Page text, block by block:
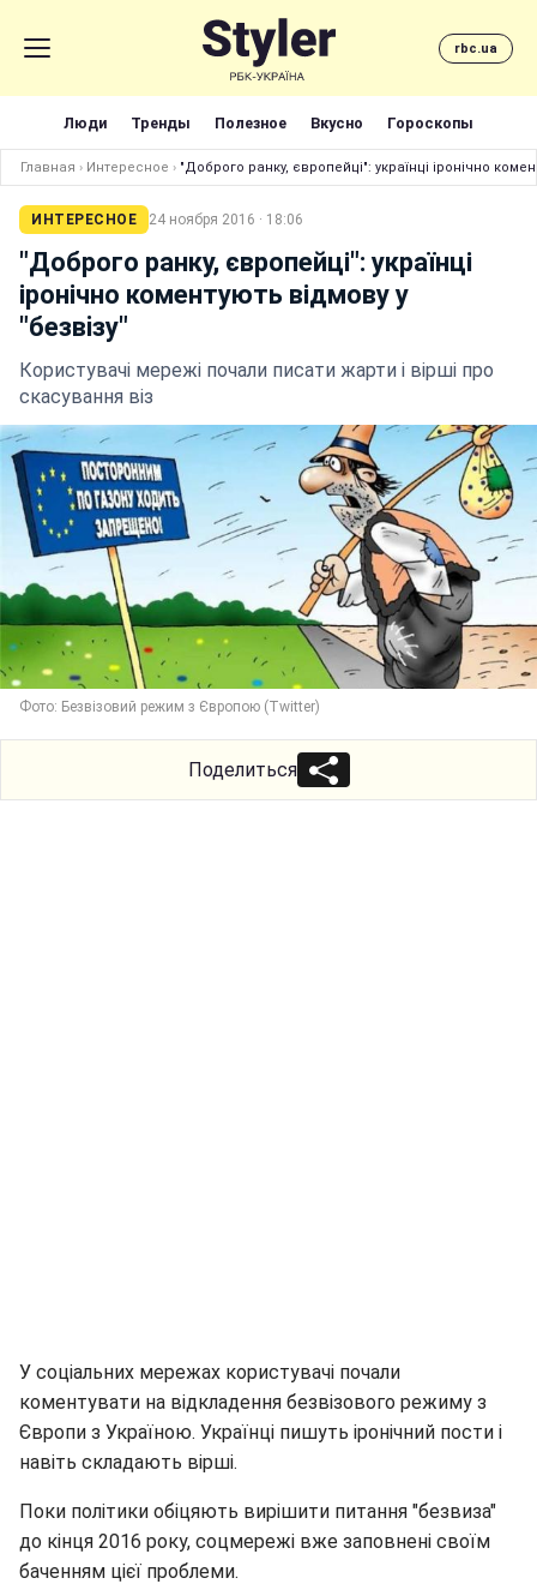
rbc.ua
Люди Тренды Полезное Вкусно Гороскопы
Главная › Интересное › "Доброго ранку, європейці": українці іронічно
ИНТЕРЕСНОЕ 24 ноября 2016 · 18:06
"Доброго ранку, європейці": українці
іронічно коментують відмову у
"безвiзу"
Користувачі мережі почали писати жарти і вірші про
скасування віз
Фото: Безвізовий режим з Європою (Twitter)
Поделиться
У соціальних мережах користувачі почали
коментувати на відкладення безвізового режиму з
Європи з Україною. Українці пишуть іронічний пости і
навіть складають вірші.
Поки політики обіцяють вирішити питання "безвиза"
до кінця 2016 року, соцмережі вже заповнені своїм
баченням цієї проблеми.